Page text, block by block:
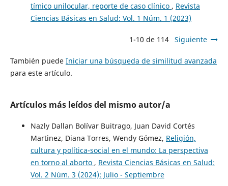
tímico unilocular, reporte de caso clínico , Revista
Ciencias Básicas en Salud: Vol. 1 Núm. 1 (2023)
1-10 de 114 Siguiente
También puede Iniciar una búsqueda de similitud avanzada
para este artículo.
Artículos más leídos del mismo autor/a
Nazly Dallan Bolívar Buitrago, Juan David Cortés
Martinez, Diana Torres, Wendy Gómez, Religión,
cultura y política-social en el mundo: La perspectiva
en torno al aborto , Revista Ciencias Básicas en Salud:
Vol. 2 Núm. 3 (2024): Julio - Septiembre